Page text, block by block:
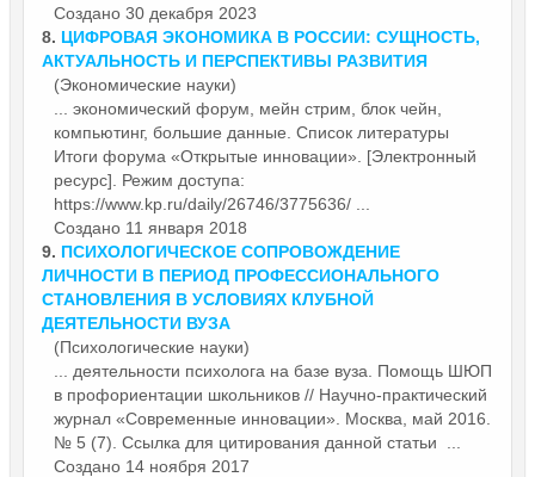
Создано 30 декабря 2023
8. ЦИФРОВАЯ ЭКОНОМИКА В РОССИИ: СУЩНОСТЬ,
АКТУАЛЬНОСТЬ И ПЕРСПЕКТИВЫ РАЗВИТИЯ
(Экономические науки)
... экономический форум, мейн стрим, блок чейн,
компьютинг, большие данные. Список литературы
Итоги форума «Открытые инновации» . [Электронный
ресурс]. Режим доступа:
https://www.kp.ru/daily/26746/3775636/ ...
Создано 11 января 2018
9. ПСИХОЛОГИЧЕСКОЕ СОПРОВОЖДЕНИЕ
ЛИЧНОСТИ В ПЕРИОД ПРОФЕССИОНАЛЬНОГО
СТАНОВЛЕНИЯ В УСЛОВИЯХ КЛУБНОЙ
ДЕЯТЕЛЬНОСТИ ВУЗА
(Психологические науки)
... деятельности психолога на базе вуза. Помощь ШЮП
в профориентации школьников // Научно-практический
журнал «Современные инновации» . Москва, май 2016.
№ 5 (7). Ссылка для цитирования данной статьи ...
Создано 14 ноября 2017